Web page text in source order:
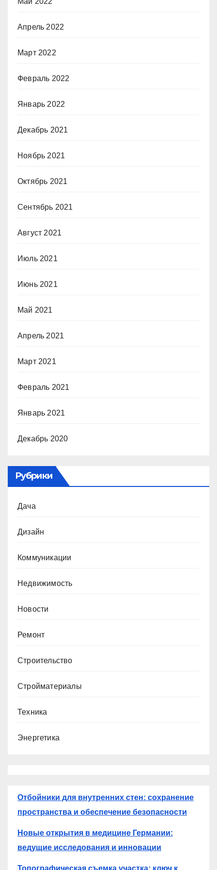
Апрель 2022
Март 2022
Февраль 2022
Январь 2022
Декабрь 2021
Ноябрь 2021
Октябрь 2021
Сентябрь 2021
Август 2021
Июль 2021
Июнь 2021
Май 2021
Апрель 2021
Март 2021
Февраль 2021
Январь 2021
Декабрь 2020
Рубрики
Дача
Дизайн
Коммуникации
Недвижимость
Новости
Ремонт
Строительство
Стройматериалы
Техника
Энергетика
Отбойники для внутренних стен: сохранение
пространства и обеспечение безопасности
Новые открытия в медицине Германии:
ведущие исследования и инновации
Топографическая съемка участка: ключ к